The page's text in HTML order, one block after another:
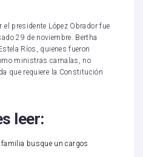
presidente López Obrador fue
29 de noviembre. Bertha
Ríos, quienes fueron
ministras carnalas, no
que requiere la Constitución
leer:
busque un cargos